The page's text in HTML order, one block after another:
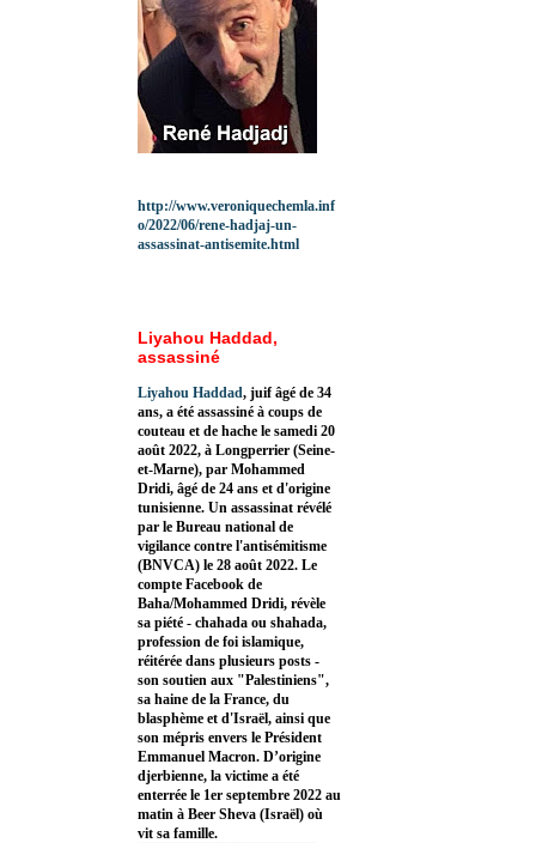
http://www.veroniquechemla.inf
o/2022/06/rene-hadjaj-un-
assassinat-antisemite.html
Liyahou Haddad,
assassiné
Liyahou Haddad, juif âgé de 34
ans, a été assassiné à coups de
couteau et de hache le samedi 20
août 2022, à Longperrier (Seine-
et-Marne), par Mohammed
Dridi, âgé de 24 ans et d'origine
tunisienne. Un assassinat révélé
par le Bureau national de
vigilance contre l'antisémitisme
(BNVCA) le 28 août 2022. Le
compte Facebook de
Baha/Mohammed Dridi, révèle
sa piété - chahada ou shahada,
profession de foi islamique,
réitérée dans plusieurs posts -
son soutien aux "Palestiniens",
sa haine de la France, du
blasphème et d'Israël, ainsi que
son mépris envers le Président
Emmanuel Macron. D’origine
djerbienne, la victime a été
enterrée le 1er septembre 2022 au
matin à Beer Sheva (Israël) où
vit sa famille.